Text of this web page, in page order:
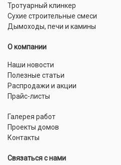
Тротуарный клинкер
Сухие строительные смеси
Дымоходы, печи и камины
О компании
Наши новости
Полезные статьи
Распродажи и акции
Прайс-листы
Галерея работ
Проекты домов
Контакты
Связаться с нами